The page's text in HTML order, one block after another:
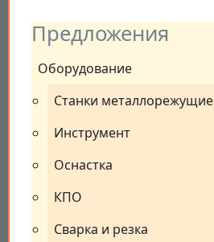
Предложения
Оборудование
Станки металлорежущие
Инструмент
Оснастка
КПО
Сварка и резка